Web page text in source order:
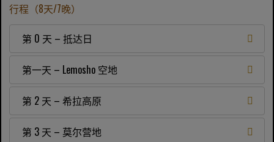
行程（8天/7晚）
第 0 天 – 抵达日
第一天 – Lemosho 空地
第 2 天 – 希拉高原
第 3 天 – 莫尔营地